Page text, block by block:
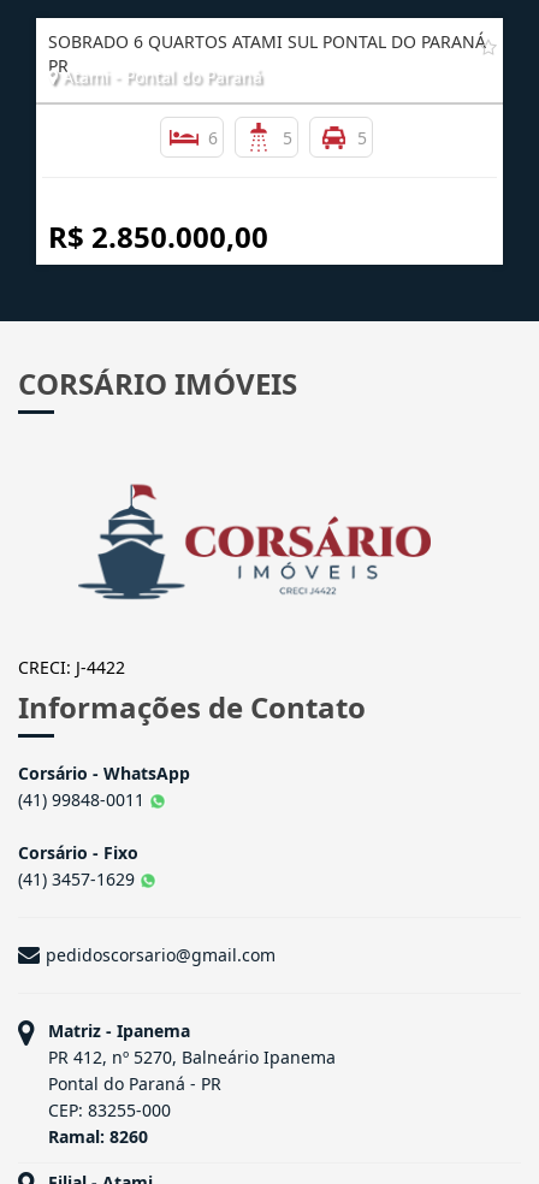
SOBRADO 6 QUARTOS ATAMI SUL PONTAL DO PARANÁ
PRAtami - Pontal do Paraná
6 5 5
R$ 2.850.000,00
CORSÁRIO IMÓVEIS
CRECI: J-4422
Informações de Contato
Corsário - WhatsApp
(41) 99848-0011
Corsário - Fixo
(41) 3457-1629
pedidoscorsario@gmail.com
Matriz - Ipanema
PR 412, nº 5270, Balneário Ipanema
Pontal do Paraná - PR
CEP: 83255-000
Ramal: 8260